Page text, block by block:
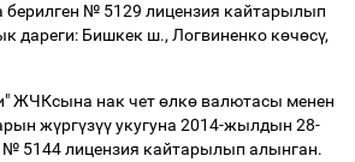
№ 5129 лицензия кайтарылып
дареги: Бишкек ш., Логвиненко көчөсү,
ЖЧКсына нак четөлкө валютасы менен
жүргүзүүукугуна 2014-жылдын 28-
№ 5144 лицензия кайтарылып алынган.